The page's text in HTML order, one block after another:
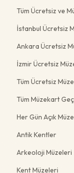
Tüm Ücretsiz ve
İstanbul Ücretsiz
Ankara Ücretsiz
İzmir Ücretsiz
Tüm Ücretsiz
Tüm Müzekart
Her Gün Açık
Antik Kentler
Arkeoloji Müzeleri
Kent Müzeleri